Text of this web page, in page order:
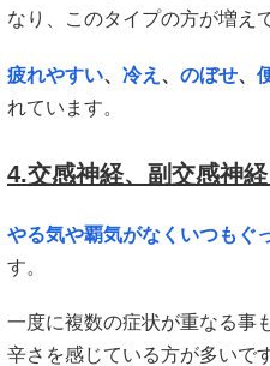
なり、このタイプの方が増え
疲れやすい、 冷え 、 のぼせ、
れています。
4.交感神経、副交感神
やる気や覇気がなくいつもぐ
す。
一度に複数の症状が重なる事
辛さを感じている方が多いです